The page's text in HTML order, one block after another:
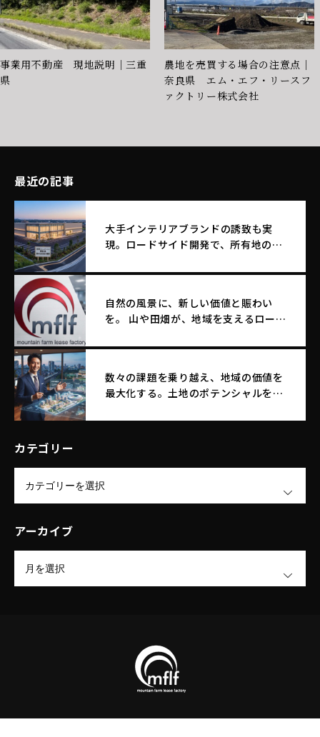
事業用不動産 現地説明｜三重
県
農地を売買する場合の注意点｜
奈良県 エム・エフ・リースフ
ァクトリー株式会社
最近の記事
大手インテリアブランドの誘致も実
現。ロードサイド開発で、所有地のポ
自然の風景に、新しい価値と賑わい
を。 山や田畑が、地域を支えるロード
数々の課題を乗り越え、地域の価値を
最大化する。土地のポテンシャルを引
リー株式会社
カテゴリー
アーカイブ